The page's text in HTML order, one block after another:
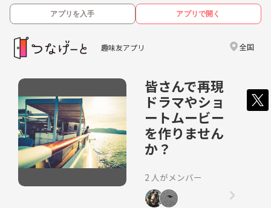
アプリを入手 アプリで開く
趣味友アプリ 全国
皆さんで再現
ドラマやショ
ートムービー
を作りません
か？
2 人がメンバー